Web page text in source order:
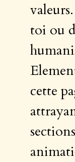
toi ou
cette